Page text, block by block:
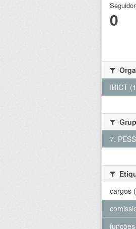
0
IBICT
7.
cargos